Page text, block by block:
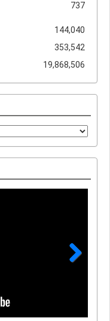
737
144,040
353,542
19,868,506